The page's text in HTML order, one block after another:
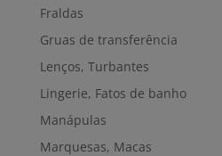
Fraldas
Gruas de transferência
Lenços, Turbantes
Lingerie, Fatos de banho
Manápulas
Marquesas, Macas